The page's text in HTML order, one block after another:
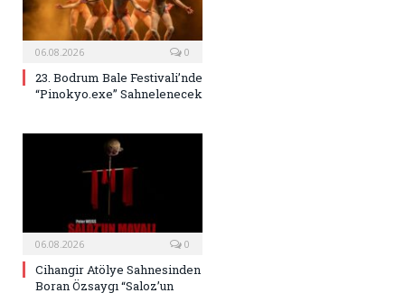
06.08.2026 0
23. Bodrum Bale Festivali’nde
“Pinokyo.exe” Sahnelenecek
06.08.2026 0
Cihangir Atölye Sahnesinden
Boran Özsaygı “Saloz’un